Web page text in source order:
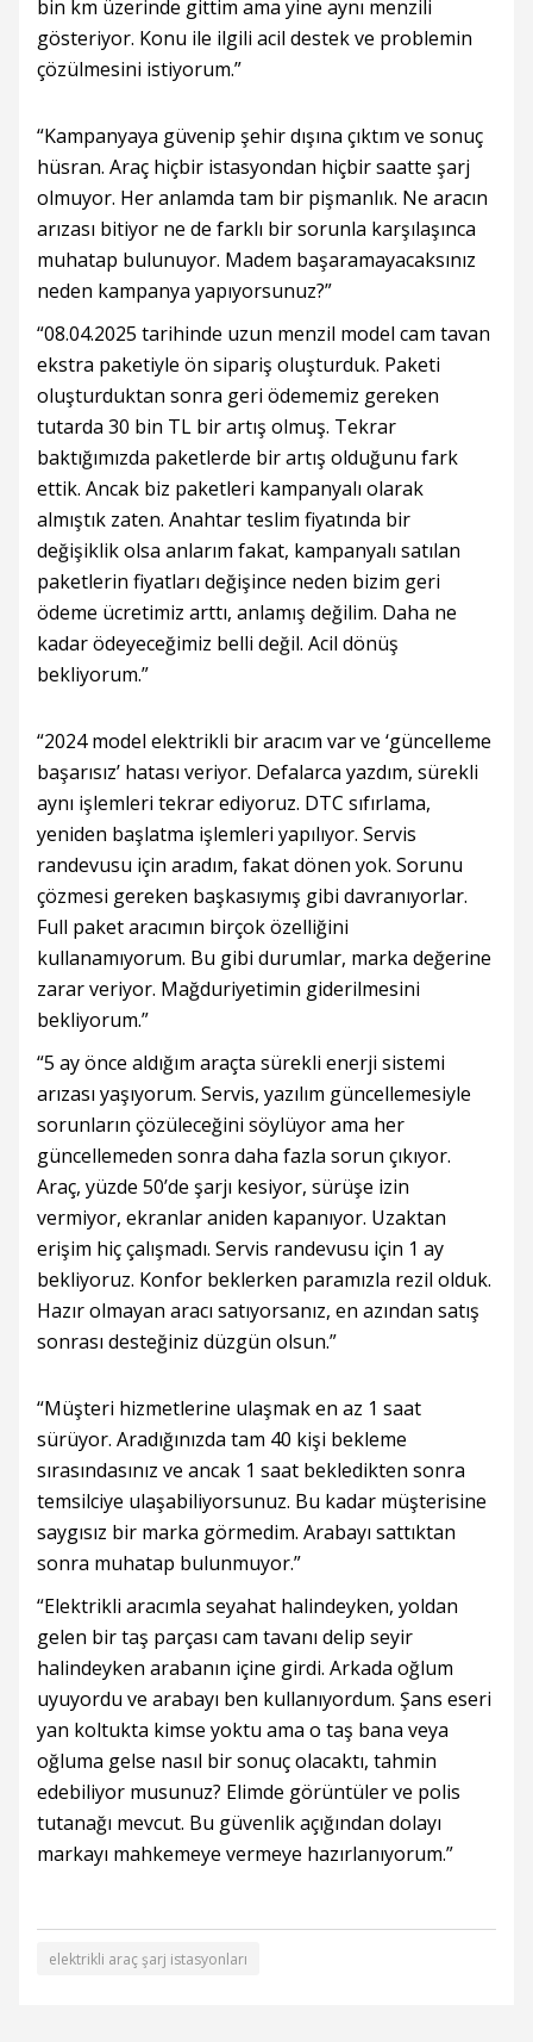
bin km üzerinde gittim ama yine aynı menzili
gösteriyor. Konu ile ilgili acil destek ve problemin
çözülmesini istiyorum.”
“Kampanyaya güvenip şehir dışına çıktım ve sonuç
hüsran. Araç hiçbir istasyondan hiçbir saatte şarj
olmuyor. Her anlamda tam bir pişmanlık. Ne aracın
arızası bitiyor ne de farklı bir sorunla karşılaşınca
muhatap bulunuyor. Madem başaramayacaksınız
neden kampanya yapıyorsunuz?”
“08.04.2025 tarihinde uzun menzil model cam tavan
ekstra paketiyle ön sipariş oluşturduk. Paketi
oluşturduktan sonra geri ödememiz gereken
tutarda 30 bin TL bir artış olmuş. Tekrar
baktığımızda paketlerde bir artış olduğunu fark
ettik. Ancak biz paketleri kampanyalı olarak
almıştık zaten. Anahtar teslim fiyatında bir
değişiklik olsa anlarım fakat, kampanyalı satılan
paketlerin fiyatları değişince neden bizim geri
ödeme ücretimiz arttı, anlamış değilim. Daha ne
kadar ödeyeceğimiz belli değil. Acil dönüş
bekliyorum.”
“2024 model elektrikli bir aracım var ve ‘güncelleme
başarısız’ hatası veriyor. Defalarca yazdım, sürekli
aynı işlemleri tekrar ediyoruz. DTC sıfırlama,
yeniden başlatma işlemleri yapılıyor. Servis
randevusu için aradım, fakat dönen yok. Sorunu
çözmesi gereken başkasıymış gibi davranıyorlar.
Full paket aracımın birçok özelliğini
kullanamıyorum. Bu gibi durumlar, marka değerine
zarar veriyor. Mağduriyetimin giderilmesini
bekliyorum.”
“5 ay önce aldığım araçta sürekli enerji sistemi
arızası yaşıyorum. Servis, yazılım güncellemesiyle
sorunların çözüleceğini söylüyor ama her
güncellemeden sonra daha fazla sorun çıkıyor.
Araç, yüzde 50’de şarjı kesiyor, sürüşe izin
vermiyor, ekranlar aniden kapanıyor. Uzaktan
erişim hiç çalışmadı. Servis randevusu için 1 ay
bekliyoruz. Konfor beklerken paramızla rezil olduk.
Hazır olmayan aracı satıyorsanız, en azından satış
sonrası desteğiniz düzgün olsun.”
“Müşteri hizmetlerine ulaşmak en az 1 saat
sürüyor. Aradığınızda tam 40 kişi bekleme
sırasındasınız ve ancak 1 saat bekledikten sonra
temsilciye ulaşabiliyorsunuz. Bu kadar müşterisine
saygısız bir marka görmedim. Arabayı sattıktan
sonra muhatap bulunmuyor.”
“Elektrikli aracımla seyahat halindeyken, yoldan
gelen bir taş parçası cam tavanı delip seyir
halindeyken arabanın içine girdi. Arkada oğlum
uyuyordu ve arabayı ben kullanıyordum. Şans eseri
yan koltukta kimse yoktu ama o taş bana veya
oğluma gelse nasıl bir sonuç olacaktı, tahmin
edebiliyor musunuz? Elimde görüntüler ve polis
tutanağı mevcut. Bu güvenlik açığından dolayı
markayı mahkemeye vermeye hazırlanıyorum.”
elektrikli araç şarj istasyonları